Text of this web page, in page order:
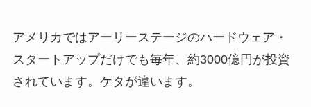
アメリカではアーリーステージのハードウェア・
スタートアップだけでも毎年、約3000億円が投資
されています。ケタが違います。